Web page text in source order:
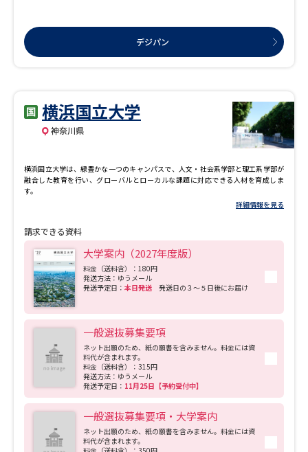
デジパン
横浜国立大学
神奈川県
横浜国立大学は、緑豊かな一つのキャンパスで、人文・社会系学部と理工系学部が
融合した教育を行い、グローバルとローカルな課題に対応できる人材を育成しま
す。
詳細情報を見る
請求できる資料
大学案内（2027年度版）
料金（送料含）：180円
発送方法：ゆうメール
発送予定日： 本日発送 発送日の３～５日後にお届け
一般選抜募集要項
ネット出願のため、紙の願書を含みません。料金には資
料代が含まれます。
料金（送料含）：315円
発送方法：ゆうメール
発送予定日： 11月25日【予約受付中】
一般選抜募集要項・大学案内
ネット出願のため、紙の願書を含みません。料金には資
料代が含まれます。